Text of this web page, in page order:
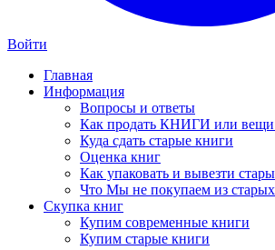
Войти
Главная
Информация
Вопросы и ответы
Как продать КНИГИ или
Куда сдать старые книги
Оценка книг
Как упаковать и вывезти
Что Мы не покупаем из
Скупка книг
Купим современные книги
Купим старые книги